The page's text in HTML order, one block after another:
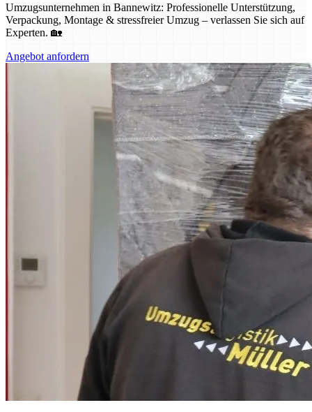
Umzugsunternehmen in Bannewitz: Professionelle Unterstützung,
Verpackung, Montage & stressfreier Umzug – verlassen Sie sich auf
Experten. 🏡
Angebot anfordern